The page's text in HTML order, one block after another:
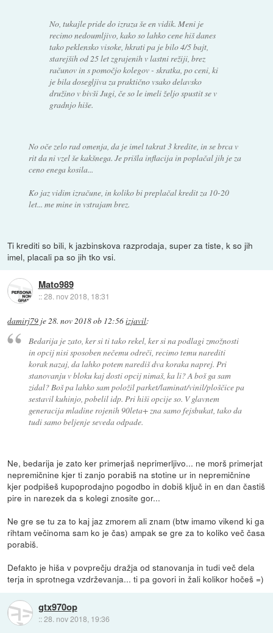
No, tukajle pride do izraza še en vidik. Meni je
recimo nedoumljivo, kako so lahko cene hiš danes
tako peklensko visoke, hkrati pa je bilo 4/5 bajt,
starejših od 25 let zgrajenih v lastni režiji, brez
računov in s pomočjo kolegov - skratka, po ceni, ki
je bila dosegljiva za praktično vsako delavsko
družino v bivši Jugi, če so le imeli željo spustit se v
gradnjo hiše.
No oče zelo rad omenja, da je imel takrat 3 kredite, in se brca v
rit da ni vzel še kakšnega. Je prišla inflacija in poplačal jih je za
ceno enega kosila...
Ko jaz vidim izračune, in koliko bi preplačal kredit za 10-20
let... me mine in vstrajam brez.
Ti krediti so bili, k jazbinskova razprodaja, super za tiste, k so jih
imel, placali pa so jih tko vsi.
Mato989
::28. nov 2018, 18:31
damirj79 je28. nov 2018 ob 12:56izjavil:
Bedarija je zato, ker si ti tako rekel, ker si na podlagi zmožnosti
in opcij nisi sposoben nečemu odreči, recimo temu narediti
korak nazaj, da lahko potem narediš dva koraka naprej. Pri
stanovanju v bloku kaj dosti opcij nimaš, ka li? A boš ga sam
zidal? Boš pa lahko sam položil parket/laminat/vinil/ploščice pa
sestavil kuhinjo, pobelil idp. Pri hiši opcije so. V glavnem
generacija mladine rojenih 90leta+ zna samo fejsbukat, tako da
tudi samo beljenje seveda odpade.
Ne, bedarija je zato ker primerjaš neprimerljivo... ne morš primerjat
nepremičnine kjer ti zanjo porabiš na stotine ur in nepremičnine
kjer podpišeš kupoprodajno pogodbo in dobiš ključ in en dan častiš
pire in narezek da s kolegi znosite gor...
Ne gre se tu za to kaj jaz zmorem ali znam (btw imamo vikend ki ga
rihtam večinoma sam ko je čas) ampak se gre za to koliko več časa
porabiš.
Defakto je hiša v povprečju dražja od stanovanja in tudi več dela
terja in sprotnega vzdrževanja... ti pa govori in žali kolikor hočeš =)
gtx970op
::28. nov 2018, 19:36